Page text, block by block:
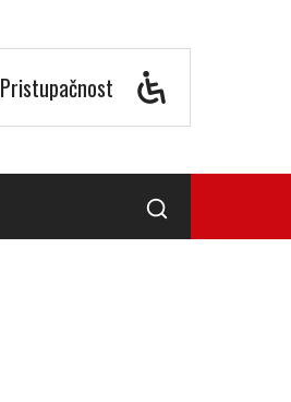
Pristupačnost
Traži